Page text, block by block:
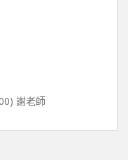
謝老師